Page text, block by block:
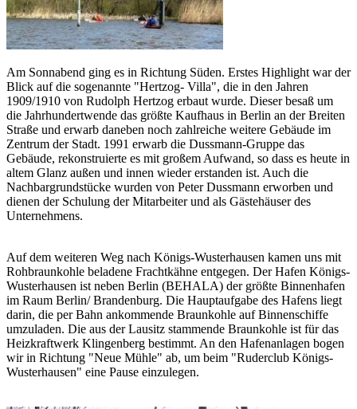
Am Sonnabend ging es in Richtung Süden. Erstes Highlight war der
Blick auf die sogenannte "Hertzog- Villa", die in den Jahren
1909/1910 von Rudolph Hertzog erbaut wurde. Dieser besaß um
die Jahrhundertwende das größte Kaufhaus in Berlin an der Breiten
Straße und erwarb daneben noch zahlreiche weitere Gebäude im
Zentrum der Stadt. 1991 erwarb die Dussmann-Gruppe das
Gebäude, rekonstruierte es mit großem Aufwand, so dass es heute in
altem Glanz außen und innen wieder erstanden ist. Auch die
Nachbargrundstücke wurden von Peter Dussmann erworben und
dienen der Schulung der Mitarbeiter und als Gästehäuser des
Unternehmens.
Auf dem weiteren Weg nach Königs-Wusterhausen kamen uns mit
Rohbraunkohle beladene Frachtkähne entgegen. Der Hafen Königs-
Wusterhausen ist neben Berlin (BEHALA) der größte Binnenhafen
im Raum Berlin/ Brandenburg. Die Hauptaufgabe des Hafens liegt
darin, die per Bahn ankommende Braunkohle auf Binnenschiffe
umzuladen. Die aus der Lausitz stammende Braunkohle ist für das
Heizkraftwerk Klingenberg bestimmt. An den Hafenanlagen bogen
wir in Richtung "Neue Mühle" ab, um beim "Ruderclub Königs-
Wusterhausen" eine Pause einzulegen.